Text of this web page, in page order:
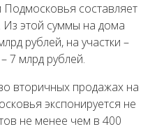
составляет
Из этой суммы на дома
рублей, на участки –
7 млрд рублей.
вторичных продажах на
экспонируется не
не менее чем в 400